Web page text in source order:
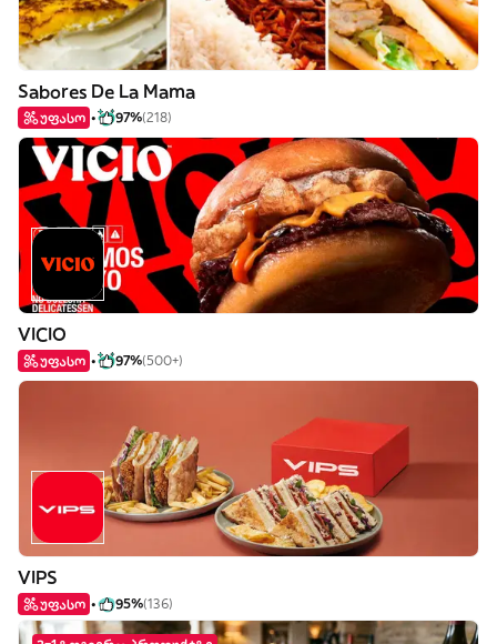
Sabores De La Mama
უფასო 97%(218)
VICIO
უფასო 97%(500+)
VIPS
უფასო 95%(136)